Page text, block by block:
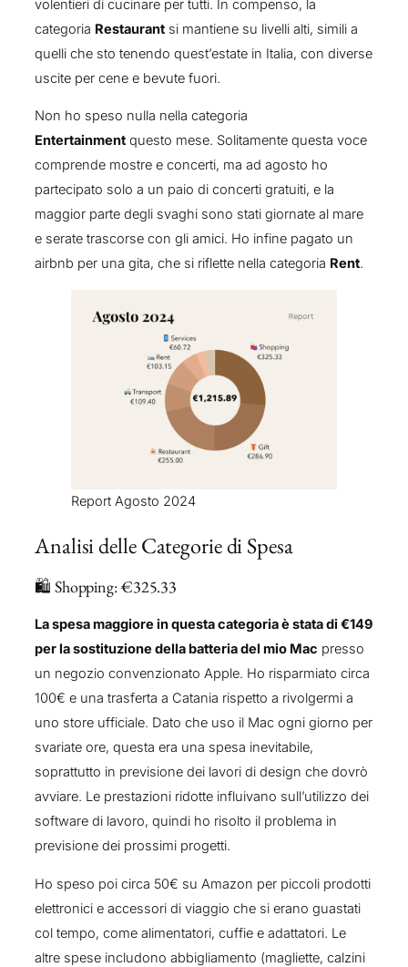
volentieri di cucinare per tutti. In compenso, la
categoria Restaurant si mantiene su livelli alti, simili a
quelli che sto tenendo quest’estate in Italia, con diverse
uscite per cene e bevute fuori.
Non ho speso nulla nella categoria
Entertainment questo mese. Solitamente questa voce
comprende mostre e concerti, ma ad agosto ho
partecipato solo a un paio di concerti gratuiti, e la
maggior parte degli svaghi sono stati giornate al mare
e serate trascorse con gli amici. Ho infine pagato un
airbnb per una gita, che si riflette nella categoria Rent.
Report Agosto 2024
Analisi delle Categorie di Spesa
🛍️ Shopping: €325.33
La spesa maggiore in questa categoria è stata di €149
per la sostituzione della batteria del mio Mac presso
un negozio convenzionato Apple. Ho risparmiato circa
100€ e una trasferta a Catania rispetto a rivolgermi a
uno store ufficiale. Dato che uso il Mac ogni giorno per
svariate ore, questa era una spesa inevitabile,
soprattutto in previsione dei lavori di design che dovrò
avviare. Le prestazioni ridotte influivano sull’utilizzo dei
software di lavoro, quindi ho risolto il problema in
previsione dei prossimi progetti.
Ho speso poi circa 50€ su Amazon per piccoli prodotti
elettronici e accessori di viaggio che si erano guastati
col tempo, come alimentatori, cuffie e adattatori. Le
altre spese includono abbigliamento (magliette, calzini